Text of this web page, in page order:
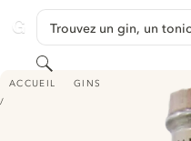
GINVENTORY
Trouvez un gin, un tonic, …
Rechercher
ACCUEIL GINS
135° EAST HYOGO DRY GIN